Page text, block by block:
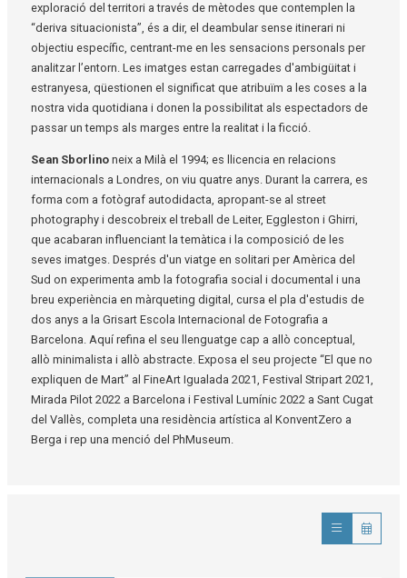
exploració del territori a través de mètodes que contemplen la
“deriva situacionista”, és a dir, el deambular sense itinerari ni
objectiu específic, centrant-me en les sensacions personals per
analitzar l’entorn. Les imatges estan carregades d'ambigüitat i
estranyesa, qüestionen el significat que atribuïm a les coses a la
nostra vida quotidiana i donen la possibilitat als espectadors de
passar un temps als marges entre la realitat i la ficció.
Sean Sborlino neix a Milà el 1994; es llicencia en relacions
internacionals a Londres, on viu quatre anys. Durant la carrera, es
forma com a fotògraf autodidacta, apropant-se al street
photography i descobreix el treball de Leiter, Eggleston i Ghirri,
que acabaran influenciant la temàtica i la composició de les
seves imatges. Després d'un viatge en solitari per Amèrica del
Sud on experimenta amb la fotografia social i documental i una
breu experiència en màrqueting digital, cursa el pla d'estudis de
dos anys a la Grisart Escola Internacional de Fotografia a
Barcelona. Aquí refina el seu llenguatge cap a allò conceptual,
allò minimalista i allò abstracte. Exposa el seu projecte “El que no
expliquen de Mart” al FineArt Igualada 2021, Festival Stripart 2021,
Mirada Pilot 2022 a Barcelona i Festival Lumínic 2022 a Sant Cugat
del Vallès, completa una residència artística al KonventZero a
Berga i rep una menció del PhMuseum.